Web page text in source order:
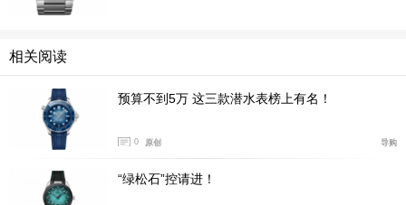
相关阅读
预算不到5万 这三款潜水表榜上有名！
0 原创 导购
“绿松石”控请进！